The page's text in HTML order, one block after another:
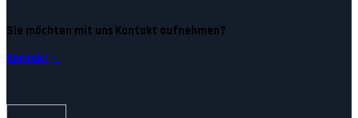
Sie möchten mit uns Kontakt aufnehmen?
Kontakt —